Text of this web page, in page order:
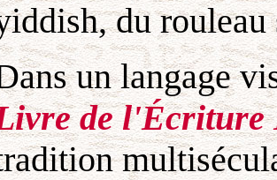
du rouleau
un langage
de l'Écriture